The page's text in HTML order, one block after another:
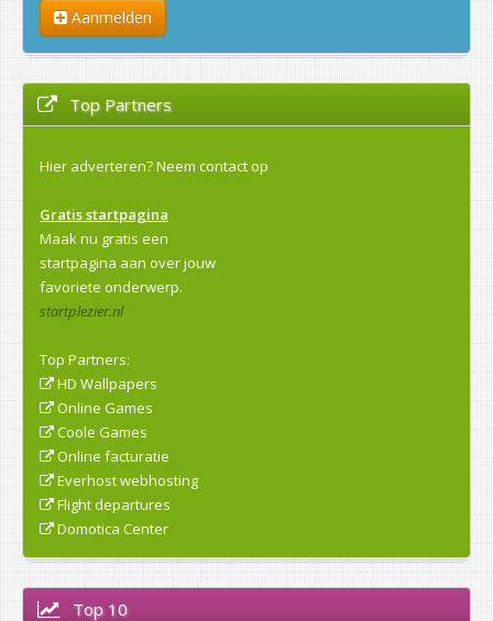
Aanmelden
Top Partners
Hier adverteren?Neem contact op
Gratis startpagina
Maak nu gratis een
startpagina aan over jouw
favoriete onderwerp.
startplezier.nl
Top Partners:
HD Wallpapers
Online Games
Coole Games
Online facturatie
Everhost webhosting
Flight departures
Domotica Center
Top 10